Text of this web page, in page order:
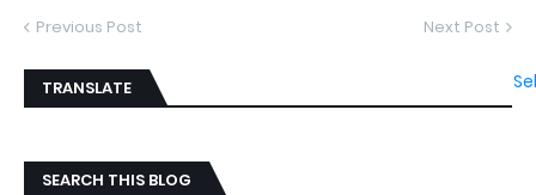
Previous Post Next Post
TRANSLATE
SEARCH THIS BLOG